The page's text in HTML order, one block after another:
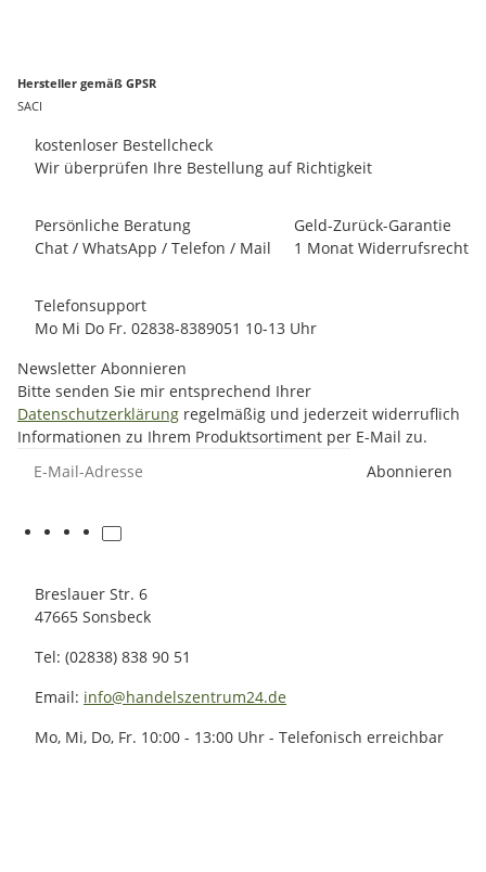
Hersteller gemäß GPSR
SACI
kostenloser Bestellcheck
Wir überprüfen Ihre Bestellung auf Richtigkeit
Persönliche Beratung
Chat / WhatsApp / Telefon / Mail
Geld-Zurück-Garantie
1 Monat Widerrufsrecht
Telefonsupport
Mo Mi Do Fr. 02838-8389051 10-13 Uhr
Newsletter Abonnieren
Bitte senden Sie mir entsprechend Ihrer
Datenschutzerklärung regelmäßig und jederzeit widerruflich
Informationen zu Ihrem Produktsortiment per E-Mail zu.
Abonnieren
Breslauer Str. 6
47665 Sonsbeck
Tel: (02838) 838 90 51
Email: info@handelszentrum24.de
Mo, Mi, Do, Fr. 10:00 - 13:00 Uhr - Telefonisch erreichbar